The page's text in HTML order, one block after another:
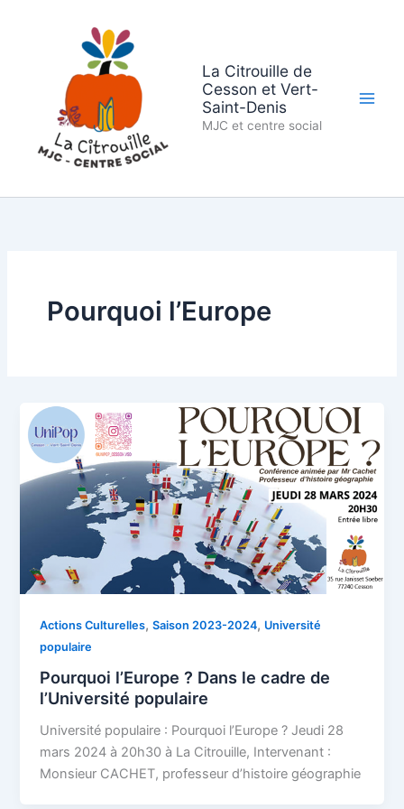
La Citrouille de
Cesson et Vert-
Saint-Denis
MJC et centre social
Pourquoi l’Europe
Actions Culturelles,Saison 2023-2024, Université
populaire
Pourquoi l’Europe ? Dans le cadre de
l’Université populaire
Université populaire : Pourquoi l’Europe ? Jeudi 28
mars 2024 à 20h30 à La Citrouille, Intervenant :
Monsieur CACHET, professeur d’histoire géographie